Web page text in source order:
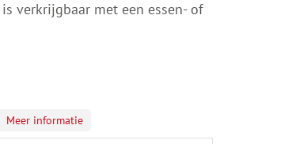
verkrijgbaar met een essen- of
Meer informatie